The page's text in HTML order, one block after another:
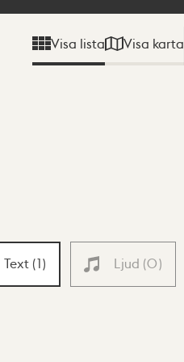
Visa lista Visa karta
Text (1) Ljud (0)